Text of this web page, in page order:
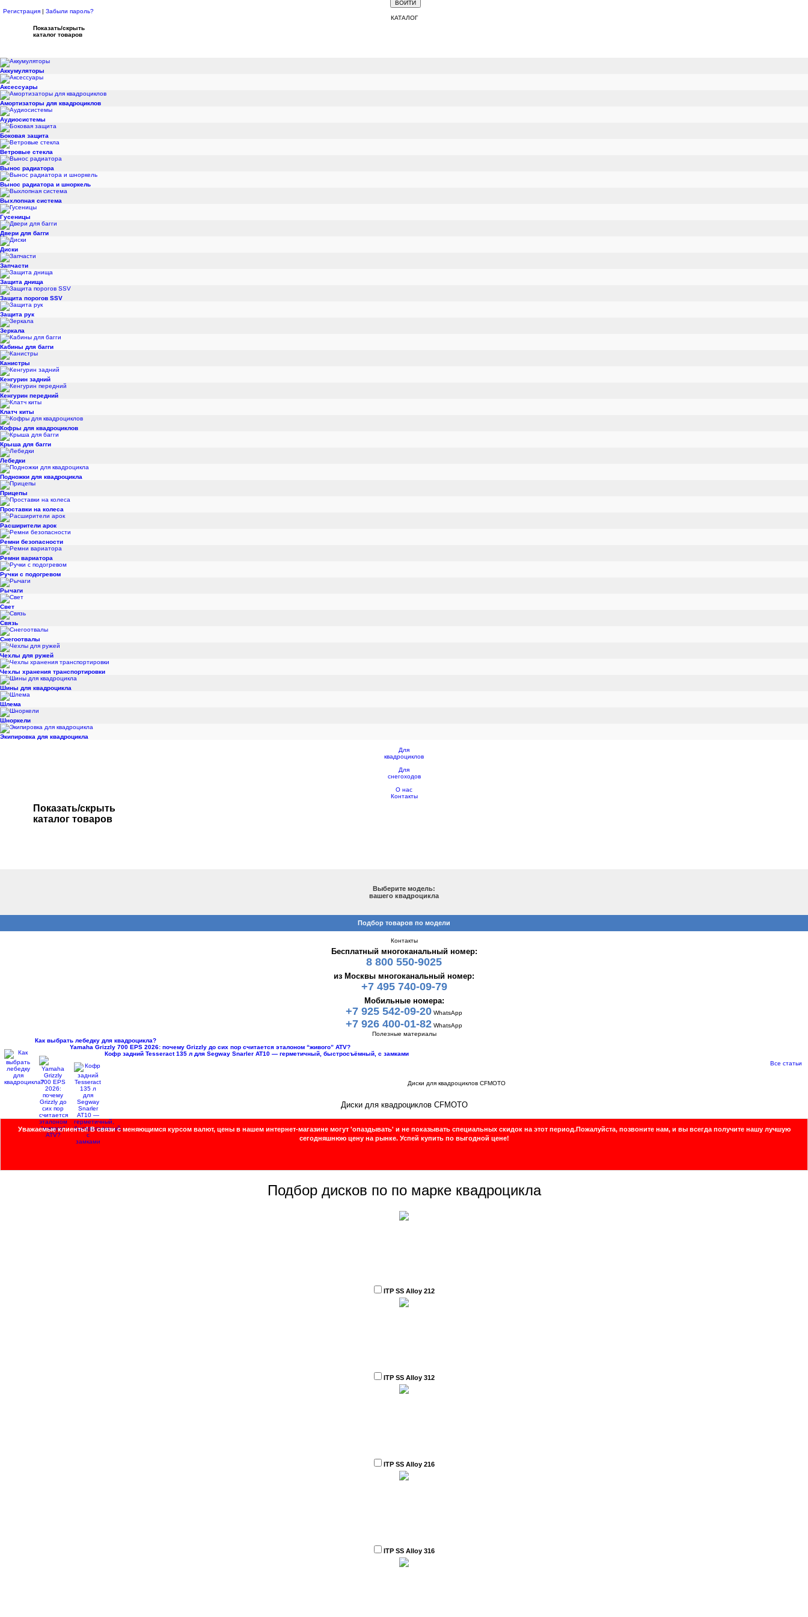
Регистрация
Забыли пароль?
КАТАЛОГ
Показать/скрыть
каталог товаров
Аккумуляторы
Аксессуары
Амортизаторы для квадроциклов
Аудиосистемы
Боковая защита
Ветровые стекла
Вынос радиатора
Вынос радиатора и шноркель
Выхлопная система
Гусеницы
Двери для багги
Диски
Запчасти
Защита днища
Защита порогов SSV
Защита рук
Зеркала
Кабины для багги
Канистры
Кенгурин задний
Кенгурин передний
Клатч киты
Кофры для квадроциклов
Крыша для багги
Лебедки
Подножки для квадроцикла
Прицепы
Проставки на колеса
Расширители арок
Ремни безопасности
Ремни вариатора
Ручки с подогревом
Рычаги
Свет
Связь
Снегоотвалы
Чехлы для ружей
Чехлы хранения транспортировки
Шины для квадроцикла
Шлема
Шноркели
Экипировка для квадроцикла
Для
квадроциклов
Для
снегоходов
О нас
Контакты
Показать/скрыть
каталог товаров
Выберите модель:
вашего квадроцикла
Подбор товаров по модели
Контакты
Бесплатный многоканальный номер:
8 800 550-9025
из Москвы многоканальный номер:
+7 495 740-09-79
Мобильные номера:
+7 925 542-09-20 WhatsApp
+7 926 400-01-82 WhatsApp
Полезные материалы
Как выбрать лебедку для квадроцикла?
Yamaha Grizzly 700 EPS 2026: почему Grizzly до сих пор считается эталоном “живого” ATV?
Кофр задний Tesseract 135 л для Segway Snarler AT10 — герметичный, быстросъёмный, с замками
Все статьи
Диски для квадроциклов CFMOTO
Диски для квадроциклов CFMOTO
Уважаемые клиенты!В связи с меняющимся курсом валют, цены в нашем интернет-магазине могут 'опаздывать' и не показывать специальных скидок на этот период.Пожалуйста, позвоните нам, и вы всегда получите нашу лучшую
сегодняшнюю цену на рынке.Успей купить по выгодной цене!
Подбор дисков по по марке квадроцикла
ITP SS Alloy 212
ITP SS Alloy 312
ITP SS Alloy 216
ITP SS Alloy 316